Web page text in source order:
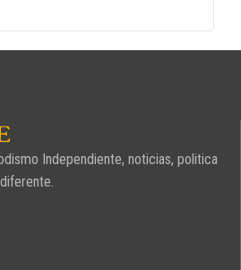
Independiente, noticias, politica